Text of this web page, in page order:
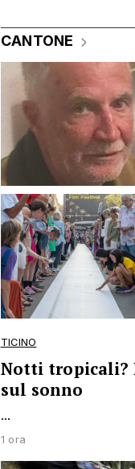
CANTONE
TICINO
Notti tropicali?
sul sonno
...
1 ora